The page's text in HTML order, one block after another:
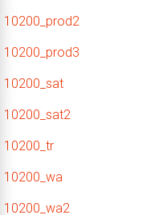
10200_prod2
10200_prod3
10200_sat
10200_sat2
10200_tr
10200_wa
10200_wa2